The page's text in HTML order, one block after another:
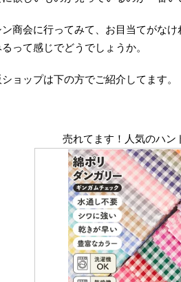
ン商会に行ってみて、お目当てがな
って感じでどうでしょうか。
ョップは下の方でご紹介してます。
売れてます！人気のハン